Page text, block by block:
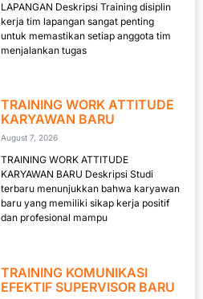
LAPANGAN Deskripsi Training disiplin
kerja tim lapangan sangat penting
untuk memastikan setiap anggota tim
menjalankan tugas
TRAINING WORK ATTITUDE
KARYAWAN BARU
August 7, 2026
TRAINING WORK ATTITUDE
KARYAWAN BARU Deskripsi Studi
terbaru menunjukkan bahwa karyawan
baru yang memiliki sikap kerja positif
dan profesional mampu
TRAINING KOMUNIKASI
EFEKTIF SUPERVISOR BARU